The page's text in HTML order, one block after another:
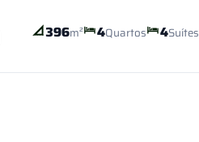
396m² 4Quartos 4Suítes